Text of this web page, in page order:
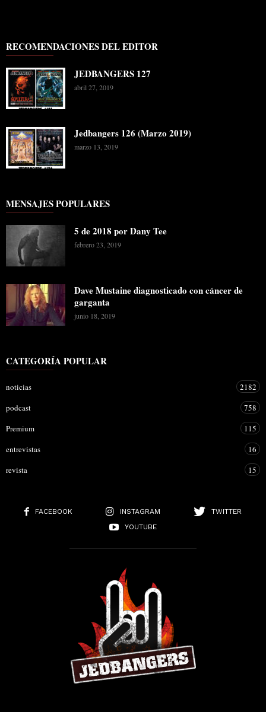
RECOMENDACIONES DEL EDITOR
JEDBANGERS 127
abril 27, 2019
Jedbangers 126 (Marzo 2019)
marzo 13, 2019
MENSAJES POPULARES
5 de 2018 por Dany Tee
febrero 23, 2019
Dave Mustaine diagnosticado con cáncer de
garganta
junio 18, 2019
CATEGORÍA POPULAR
noticias
2182
podcast
758
Premium
115
entrevistas
16
revista
15
FACEBOOK INSTAGRAM
TWITTER
YOUTUBE